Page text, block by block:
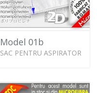
Model 01b
SAC PENTRU ASPIRATOR